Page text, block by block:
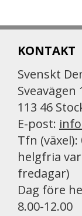
KONTAKT
Svenskt
Sveavägen
113 46
E-post:
Tfn (växel):
helgfria
fredagar)
Dag före
8.00-12.00